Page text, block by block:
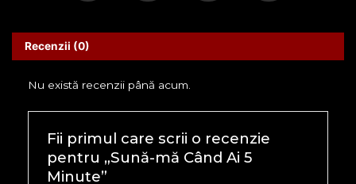
Recenzii (0)
Nu există recenzii până acum.
Fii primul care scrii o recenzie
pentru „Sună-mă Când Ai 5
Minute”